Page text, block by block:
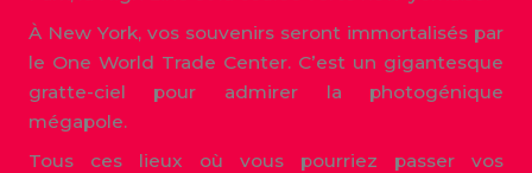
À New York, vos souvenirs seront immortalisés par
le One World Trade Center. C’est un gigantesque
gratte-ciel pour admirer la photogénique
mégapole.
Tous ces lieux où vous pourriez passer vos